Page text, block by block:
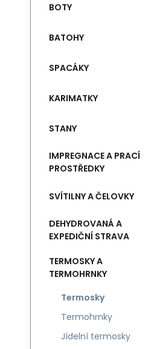
BOTY
BATOHY
SPACÁKY
KARIMATKY
STANY
IMPREGNACE A PRACÍ
PROSTŘEDKY
SVÍTILNY A ČELOVKY
DEHYDROVANÁ A
EXPEDIČNÍ STRAVA
TERMOSKY A
TERMOHRNKY
Termosky
Termohrnky
Jídelní termosky